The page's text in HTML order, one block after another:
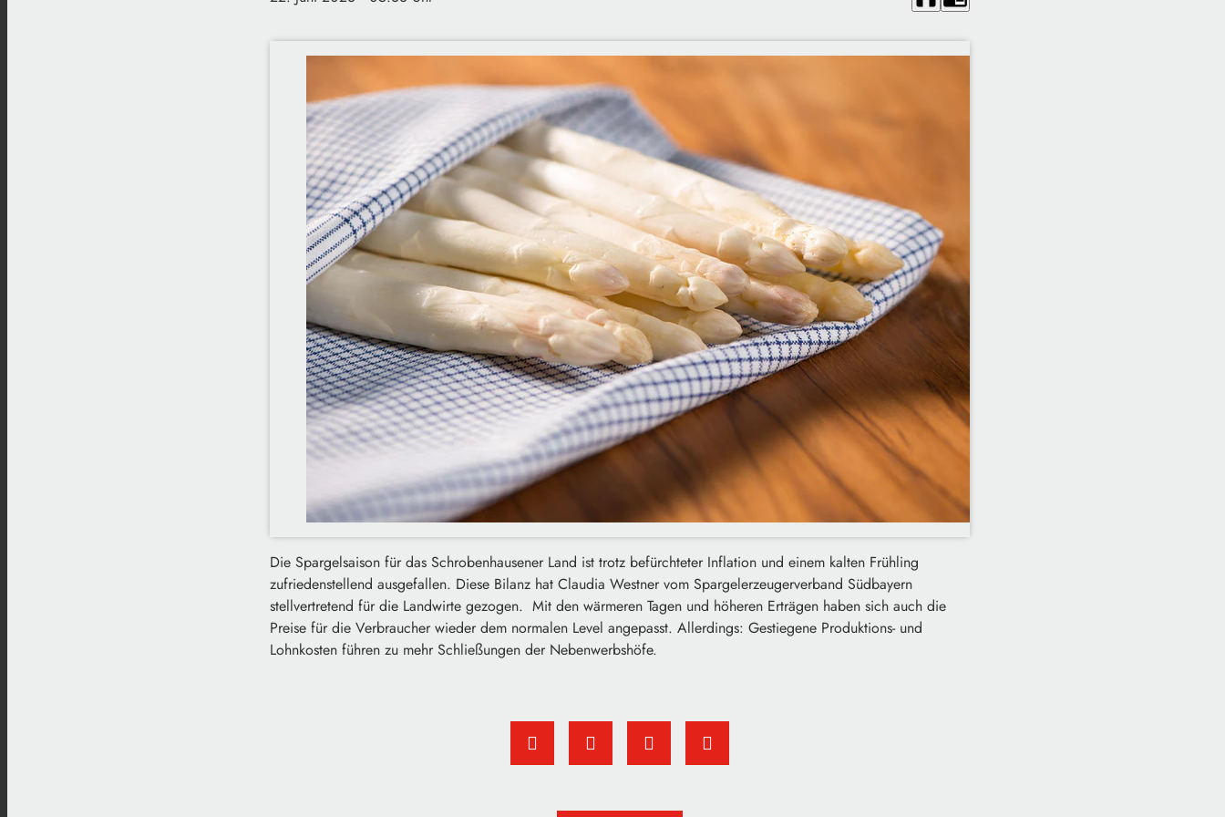
Die Spargelsaison für das Schrobenhausener Land ist trotz befürchteter Inflation und einem kalten Frühling
zufriedenstellend ausgefallen. Diese Bilanz hat Claudia Westner vom Spargelerzeugerverband Südbayern
stellvertretend für die Landwirte gezogen. Mit den wärmeren Tagen und höheren Erträgen haben sich auch die
Preise für die Verbraucher wieder dem normalen Level angepasst. Allerdings: Gestiegene Produktions- und
Lohnkosten führen zu mehr Schließungen der Nebenwerbshöfe.